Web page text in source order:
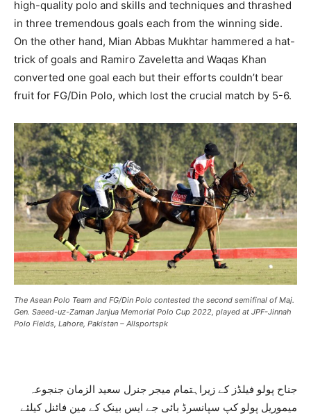
high-quality polo and skills and techniques and thrashed
in three tremendous goals each from the winning side.
On the other hand, Mian Abbas Mukhtar hammered a hat-
trick of goals and Ramiro Zaveletta and Waqas Khan
converted one goal each but their efforts couldn’t bear
fruit for FG/Din Polo, which lost the crucial match by 5-6.
The Asean Polo Team and FG/Din Polo contested the second semifinal of Maj.
Gen. Saeed-uz-Zaman Janjua Memorial Polo Cup 2022, played at JPF-Jinnah
Polo Fields, Lahore, Pakistan – Allsportspk
جناح پولو فیلڈز کے زیراہتمام میجر جنرل سعید الزمان جنجوعہ
میموریل پولو کپ سپانسرڈ بائی جے ایس بینک کے مین فائنل کیلئے